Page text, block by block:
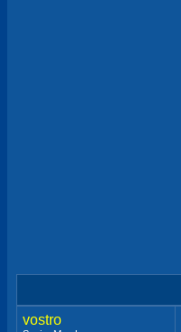
vostro